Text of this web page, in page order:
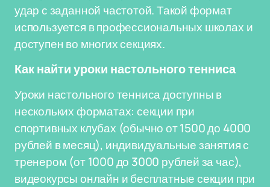
удар с заданной частотой. Такой формат
используется в профессиональных школах и
доступен во многих секциях.
Как найти уроки настольного тенниса
Уроки настольного тенниса доступны в
нескольких форматах: секции при
спортивных клубах (обычно от 1500 до 4000
рублей в месяц), индивидуальные занятия с
тренером (от 1000 до 3000 рублей за час),
видеокурсы онлайн и бесплатные секции при